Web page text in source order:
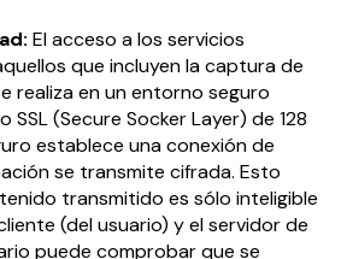
El acceso a los servicios
que incluyen la captura de
realiza en un entorno seguro
(Secure Socker Layer) de 128
establece una conexión de
se transmite cifrada. Esto
transmitido es sólo inteligible
(del usuario) y el servidor de
puede comprobar que se